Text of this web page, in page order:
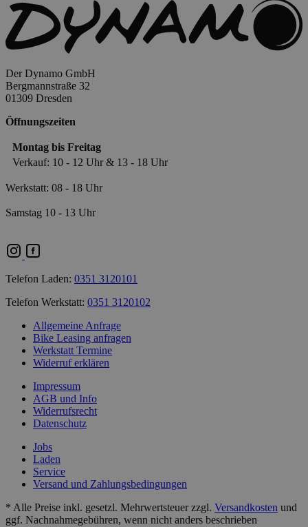
Der Dynamo GmbH
Bergmannstraße 32
01309 Dresden
Öffnungszeiten
Montag bis Freitag
Verkauf: 10 - 12 Uhr & 13 - 18 Uhr
Werkstatt: 08 - 18 Uhr
Samstag 10 - 13 Uhr
Telefon Laden: 0351 3120101
Telefon Werkstatt: 0351 3120102
Allgemeine Anfrage
Bike Leasing anfragen
Werkstatt Termine
Widerruf erklären
Impressum
AGB und Info
Widerrufsrecht
Datenschutz
Jobs
Laden
Service
Versand und Zahlungsbedingungen
* Alle Preise inkl. gesetzl. Mehrwertsteuer zzgl. Versandkosten und
ggf. Nachnahmegebühren, wenn nicht anders beschrieben